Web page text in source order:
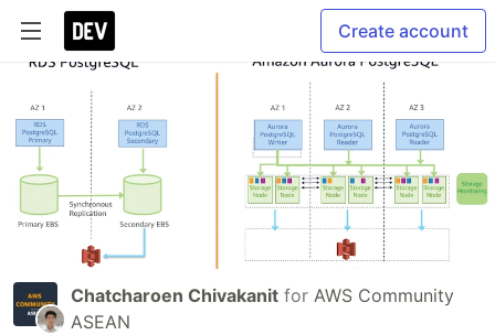
Create account
Chatcharoen Chivakanit for AWS Community
ASEAN